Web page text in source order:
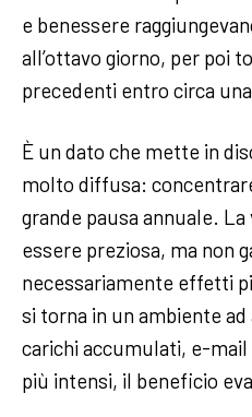
e benessere
all’ottavo giorno, per poi
precedenti entro circa
È un dato che mette in
molto diffusa:
grande pausa annuale. La
essere preziosa, ma non
necessariamente effetti
si torna in un ambiente
carichi accumulati, e-
più intensi, il beneficio